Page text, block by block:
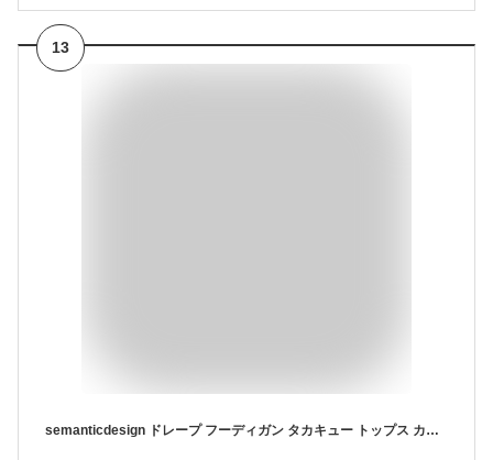
13
semanticdesign ドレープ フーディガン タカキュー トップス カーディガン グレー ブラック【送料無料】